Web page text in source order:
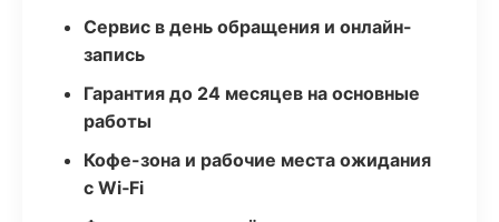
Сервис в день обращения и онлайн-
запись
Гарантия до 24 месяцев на основные
работы
Кофе-зона и рабочие места ожидания
с Wi‑Fi